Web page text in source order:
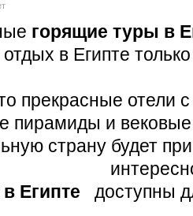
горящие туры в
в Египте
прекрасные отели
пирамиды и
страну будет
Египте доступны